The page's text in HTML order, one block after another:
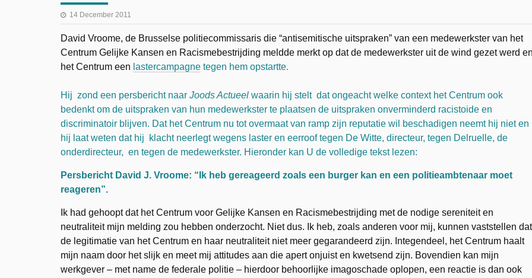
14 December 2011
David Vroome, de Brusselse politiecommissaris die “antisemitische uitspraken” van een medewerkster van het
Centrum Gelijke Kansen en Racismebestrijding meldde merkt op dat de medewerkster uit de wind gezet werd
het Centrum een lastercampagne tegen hem opstartte.
Hij zond een persbericht naar Joods Actueel waarin hij stelt dat ongeacht welke context het Centrum ook
bedenkt om de uitspraken van hun medewerkster te plaatsen de uitspraken onverminderd racistoide en
discriminatoir blijven. Dat het Centrum nu tot overmaat van ramp zijn reputatie wil beschadigen neemt hij niet en
hij laat weten dat hij klacht neerlegt wegens laster en eerroof tegen De Witte, directeur, tegen Delruelle, de
onderdirecteur, en tegen de medewerkster. Hieronder kan U de volledige tekst lezen:
Persbericht David J. Vroome: “Ik heb gereageerd zoals een burger kan en een politieambtenaar moet
reageren”.
Ik had gehoopt dat het Centrum voor Gelijke Kansen en Racismebestrijding met de nodige sereniteit en
neutraliteit mijn melding zou hebben onderzocht. Niet dus. Ik heb, zoals anderen voor mij, kunnen vaststellen dat
de legitimatie van het Centrum en haar neutraliteit niet meer gegarandeerd zijn. Integendeel, het Centrum haalt
mijn naam door het slijk en meet mij attitudes aan die apert onjuist en kwetsend zijn. Bovendien kan mijn
werkgever – met name de federale politie – hierdoor behoorlijke imagoschade oplopen, een reactie is dan ook